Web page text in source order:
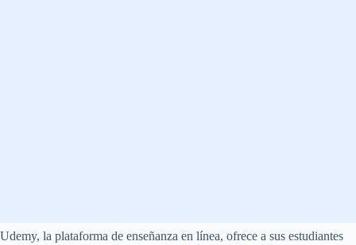
Udemy, la plataforma de enseñanza en línea, ofrece a sus estudiantes